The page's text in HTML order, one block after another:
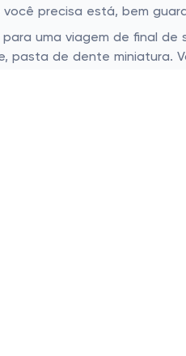
precisa está, bem
uma viagem de final
pasta de dente miniatura.